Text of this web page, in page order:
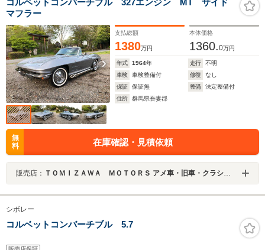
コルベットコンバーチブル 327エンジン MT サイド
マフラー
支払総額
1380万円
本体価格
1360.0万円
年式 1964年 走行
不明
車検
車検整備付 修復
なし
保証
保証無 整備
法定整備付
住所
群馬県吾妻郡
無
料
在庫確認・見積依頼
販売店： ＴＯＭＩＺＡＷＡ ＭＯＴＯＲＳ アメ車・旧車・クラシックカー専門店
シボレー
コルベットコンバーチブル 5.7